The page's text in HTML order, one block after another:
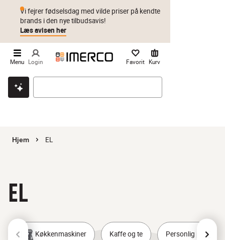
Klik & hent Byt i 1 år Prismatch
Vi fejrer fødselsdag med vilde priser på kendte
brands i den nye tilbudsavis!
Læs avisen her
Menu Login Favorit Kurv
Hjem EL
EL
Køkkenmaskiner Kaffe og te Personlig pleje